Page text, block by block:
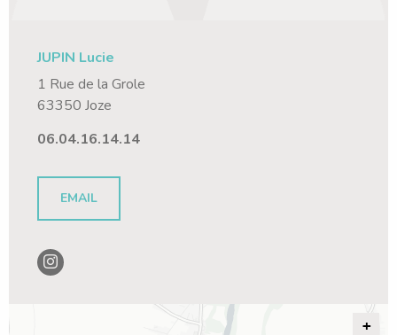
JUPIN Lucie
1 Rue de la Grole
63350 Joze
06.04.16.14.14
EMAIL
+